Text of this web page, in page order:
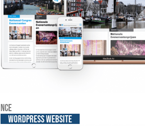
NCE
WordPress website